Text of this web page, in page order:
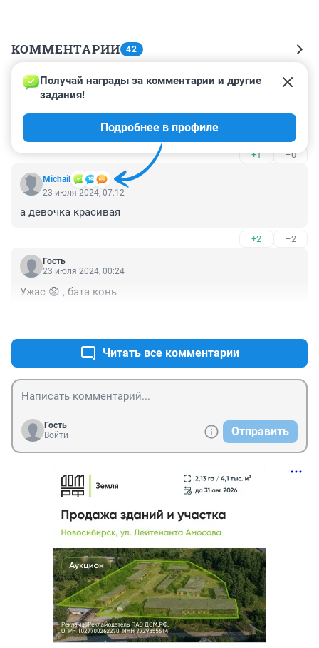
КОММЕНТАРИИ 42
Гость
23 июля 2024, 08:31
Вот этот ужас??? Я бы потребовал деньги обратно за
такое в журнале)))
+1 –0
Michail
Получай награды за комментарии и другие
задания!
Подробнее в профиле
23 июля 2024, 07:12
а девочка красивая
+2 –2
Гость
23 июля 2024, 00:24
Ужас 😧 , бата конь
Читать все комментарии
Гость
Войти
Отправить